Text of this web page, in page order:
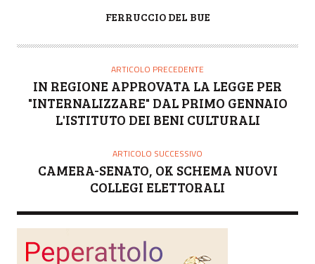
T
FERRUCCIO DEL BUE
ARTICOLO PRECEDENTE
IN REGIONE APPROVATA LA LEGGE PER
"INTERNALIZZARE" DAL PRIMO GENNAIO
L'ISTITUTO DEI BENI CULTURALI
ARTICOLO SUCCESSIVO
CAMERA-SENATO, OK SCHEMA NUOVI
COLLEGI ELETTORALI